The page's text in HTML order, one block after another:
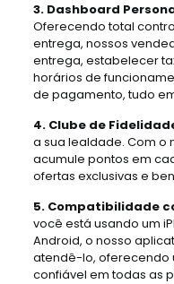
3. Dashboard
Oferecendo total
entrega, nossos
entrega, estabelecer
horários de
de pagamento, tudo
4. Clube de
a sua lealdade. Com o
acumule pontos em
ofertas exclusivas e
5. Compatibilidade
você está usando um
Android, o nosso
atendê-lo, oferecendo
confiável em todas as